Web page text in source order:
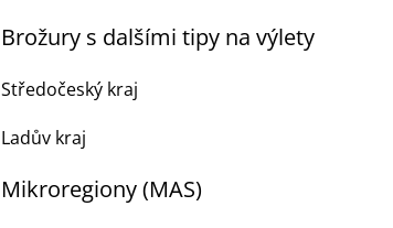
Brožury s dalšími tipy na výlety
Středočeský kraj
Ladův kraj
Mikroregiony (MAS)